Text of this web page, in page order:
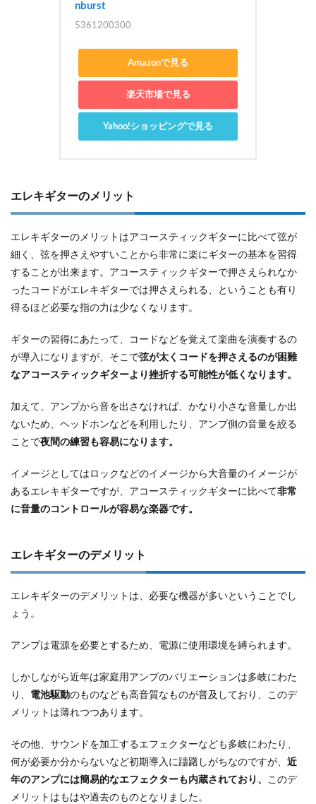
nburst
5361200300
Amazonで見る
楽天市場で見る
Yahoo!ショッピングで見る
エレキギターのメリット
エレキギターのメリットはアコースティックギターに比べて弦が
細く、弦を押さえやすいことから非常に楽にギターの基本を習得
することが出来ます。アコースティックギターで押さえられなか
ったコードがエレキギターでは押さえられる、ということも有り
得るほど必要な指の力は少なくなります。
ギターの習得にあたって、コードなどを覚えて楽曲を演奏するの
が導入になりますが、そこで弦が太くコードを押さえるのが困難
なアコースティックギターより挫折する可能性が低くなります。
加えて、アンプから音を出さなければ、かなり小さな音量しか出
ないため、ヘッドホンなどを利用したり、アンプ側の音量を絞る
ことで夜間の練習も容易になります。
イメージとしてはロックなどのイメージから大音量のイメージが
あるエレキギターですが、アコースティックギターに比べて非常
に音量のコントロールが容易な楽器です。
エレキギターのデメリット
エレキギターのデメリットは、必要な機器が多いということでし
ょう。
アンプは電源を必要とするため、電源に使用環境を縛られます。
しかしながら近年は家庭用アンプのバリエーションは多岐にわた
り、 電池駆動のものなども高音質なものが普及しており、このデ
メリットは薄れつつあります。
その他、サウンドを加工するエフェクターなども多岐にわたり、
何が必要か分からないなど初期導入に躊躇しがちなのですが、 近
年のアンプには簡易的なエフェクターも内蔵されており、 このデ
メリットはもはや過去のものとなりました。